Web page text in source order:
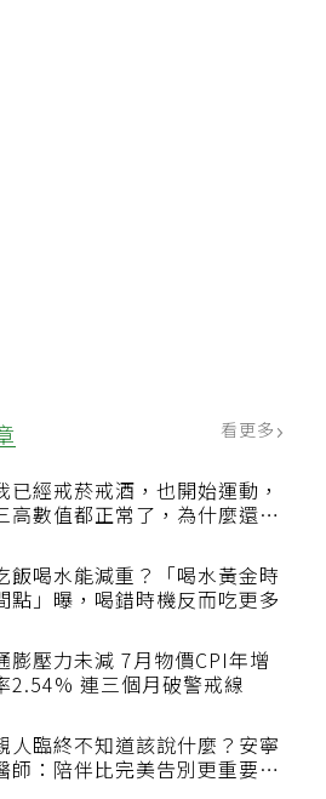
看更多
已經戒菸戒酒，也開始運動，
高數值都正常了，為什麼還不
飯喝水能減重？「喝水黃金時
點」曝，喝錯時機反而吃更多
膨壓力未減 7月物價CPI年增
2.54% 連三個月破警戒線
人臨終不知道該說什麼？安寧
師：陪伴比完美告別更重要，